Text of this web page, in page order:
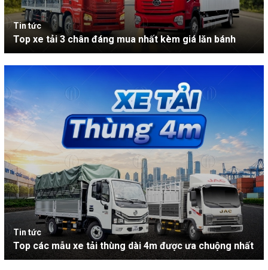
Tin tức
Top xe tải 3 chân đáng mua nhất kèm giá lăn bánh
Tin tức
Top các mẫu xe tải thùng dài 4m được ưa chuộng nhất